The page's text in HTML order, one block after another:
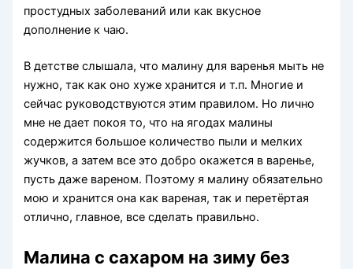
простудных заболеваний или как вкусное
дополнение к чаю.
В детстве слышала, что малину для варенья мыть не
нужно, так как оно хуже хранится и т.п. Многие и
сейчас руководствуются этим правилом. Но лично
мне не дает покоя то, что на ягодах малины
содержится большое количество пыли и мелких
жучков, а затем все это добро окажется в варенье,
пусть даже вареном. Поэтому я малину обязательно
мою и хранится она как вареная, так и перетёртая
отлично, главное, все сделать правильно.
Малина с сахаром на зиму без